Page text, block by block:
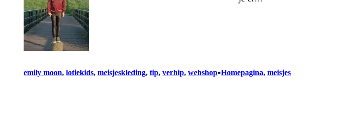
emily moon, lotiekids, meisjeskleding, tip, verhip, webshop•Homepagina, meisjes